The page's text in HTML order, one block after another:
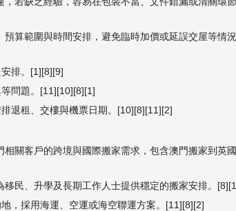
算範圍與時間安排，避免臨時加價或延誤交屋等情
排。[1][8][9]
問題。[11][10][8][1]
退租、交樓與機票日期。[10][8][11][2]
關客戶的跨境與國際搬家需求，包含澳門搬家到英
民、升學及長期工作人士提供穩定的搬家安排。
，採用海運、空運或海空聯運方案。[11][8][2]